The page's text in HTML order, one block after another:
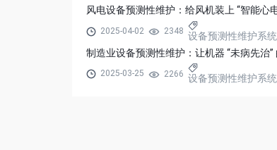
2025-04-02 2348 设备预测性维护系统
2025-03-25 2266 设备预测性维护系统